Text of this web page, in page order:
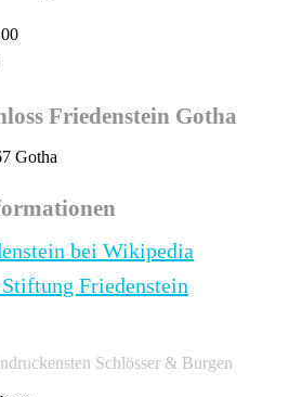
Friedenstein Gotha
Gotha
bei Wikipedia
Friedenstein
Schlösser & Burgen